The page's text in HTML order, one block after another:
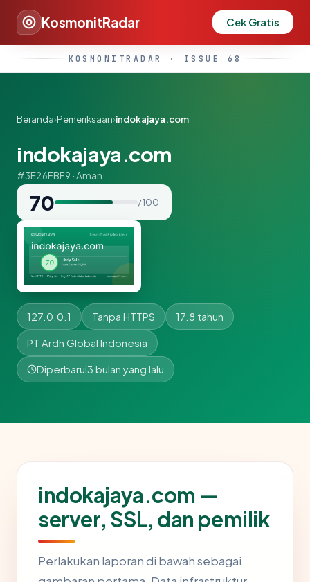
KosmonitRadar Cek Gratis
KOSMONITRADAR · ISSUE 68
Beranda›Pemeriksaan›indokajaya.com
indokajaya.com
#3E26FBF9 · Aman
70 / 100
127.0.0.1 Tanpa HTTPS 17.8 tahun
PT Ardh Global Indonesia
Diperbarui3 bulan yang lalu
indokajaya.com —
server, SSL, dan pemilik
Perlakukan laporan di bawah sebagai